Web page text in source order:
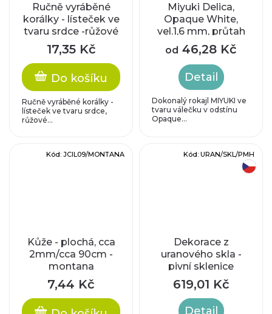
Ručně vyráběné
korálky - lísteček ve
tvaru srdce -růžové
17,35 Kč
Do košíku
Ručně vyráběné korálky -
lísteček ve tvaru srdce,
růžové...
Miyuki Delica,
Opaque White,
vel.1,6 mm, průtah
0,8 mm
od 46,28 Kč
Detail
Dokonalý rokajl MIYUKI ve
tvaru válečku v odstínu
Opaque...
Kůže - plochá, cca
2mm/cca 90cm -
montana
7,44 Kč
Kód: JCIL09/MONTANA
Dekorace z
uranového skla -
pivní sklenice
(kraklovaná) - s
ledovým efektem
619,01 Kč
Detail
Kód: URAN/SKL/PMH